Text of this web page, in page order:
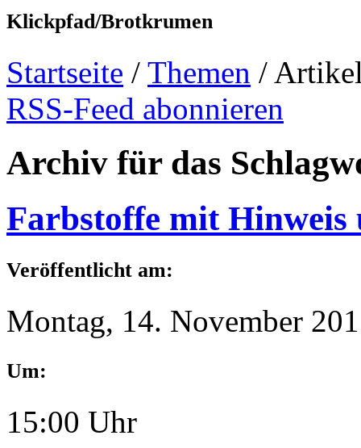
Klickpfad/Brotkrumen
Startseite / Themen /
RSS-Feed abonnieren
Archiv für das
Farbstoffe mit Hinweis
Veröffentlicht am:
Montag, 14. November
Um:
15:00 Uhr